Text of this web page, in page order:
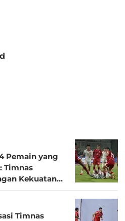
Pemain yang
Timnas
Kekuatan
Timnas